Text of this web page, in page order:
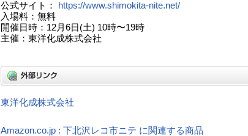
公式サイト：
https://www.shimokita-nite.net/
入場料：無料
開催日時：12月6日(土) 10時〜19時
主催：東洋化成株式会社
東洋化成株式会社
Amazon.co.jp : 下北沢レコ市ニテ に関連する商品